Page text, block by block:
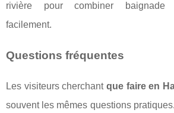
rivière pour combiner baignade
facilement.
Questions fréquentes
Les visiteurs cherchant que faire en
souvent les mêmes questions